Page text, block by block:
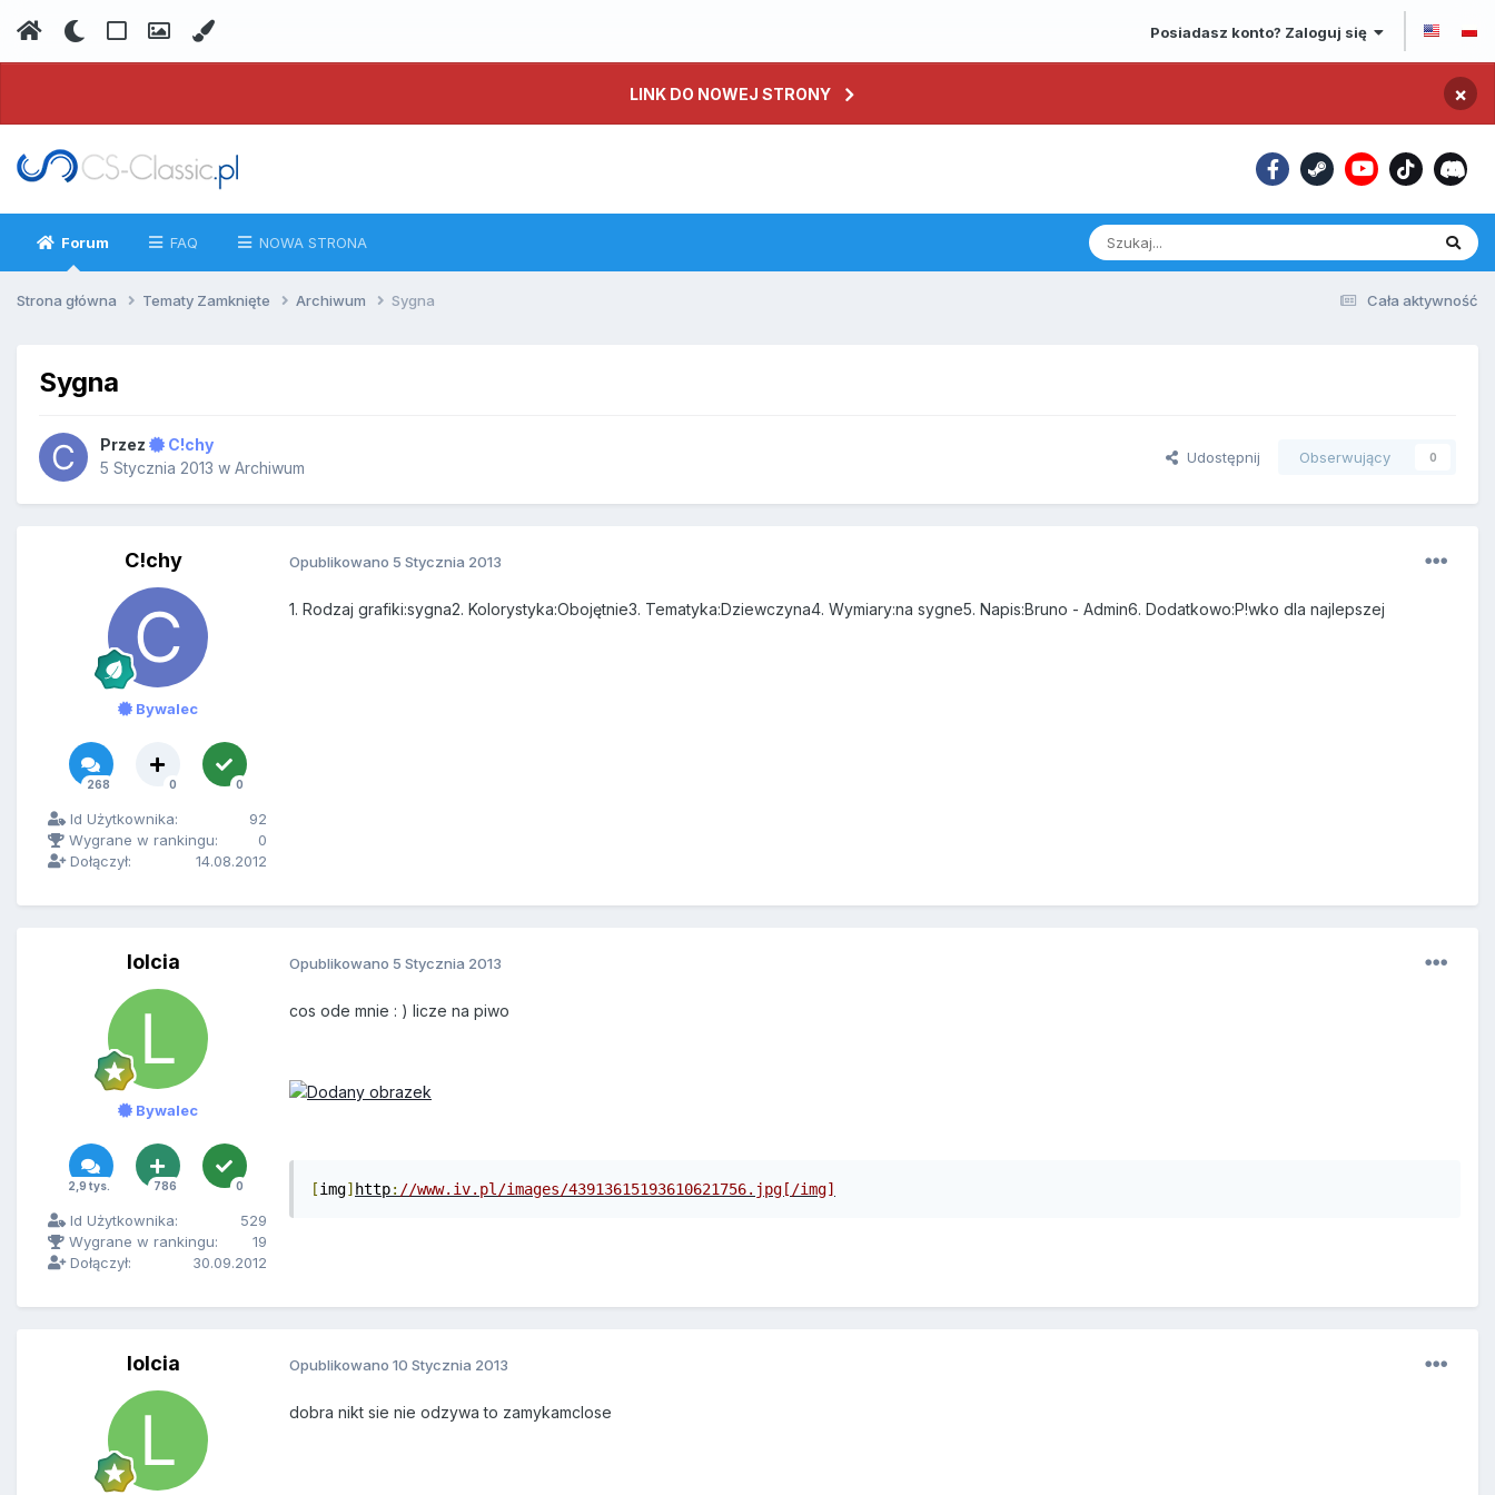
Posiadasz konto? Zaloguj się
LINK DO NOWEJ STRONY ×
Forum FAQ NOWA STRONA
Cała aktywność
Strona główna Tematy Zamknięte Archiwum Sygna
Sygna
Przez
C!chy
5 Stycznia 2013 w Archiwum
Udostępnij Obserwujący 0
C!chy
Bywalec
268 0 0
Id Użytkownika:
92
Wygrane w rankingu:
0
Dołączył:
14.08.2012
Opublikowano 5 Stycznia 2013
1. Rodzaj grafiki:sygna2. Kolorystyka:Obojętnie3. Tematyka:Dziewczyna4. Wymiary:na sygne5. Napis:Bruno - Admin6. Dodatkowo:P!wko dla najlepszej
lolcia
Bywalec
2,9 tys. 786 0
Id Użytkownika:
529
Wygrane w rankingu:
19
Dołączył:
30.09.2012
Opublikowano 5 Stycznia 2013
cos ode mnie : ) licze na piwo
[img] http: //www.iv.pl/images/43913615193610621756.jpg[/img]
lolcia Opublikowano 10 Stycznia 2013
dobra nikt sie nie odzywa to zamykamclose